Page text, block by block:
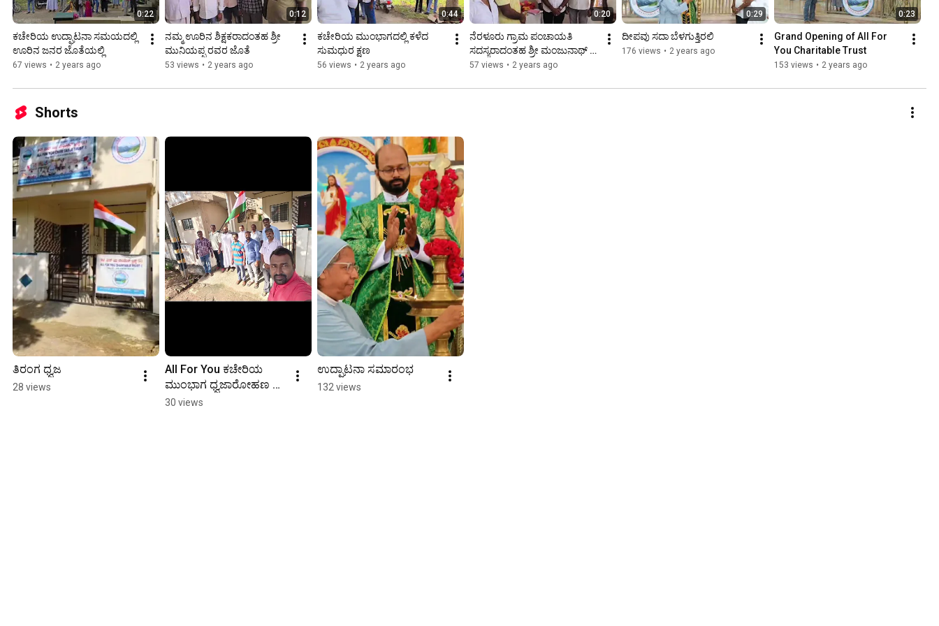
0:22
ಕಚೇರಿಯ ಉದ್ಘಾಟನಾ ಸಮಯದಲ್ಲಿ
ಊರಿನ ಜನರ ಜೊತೆಯಲ್ಲಿ
67 views • 2 years ago
0:12
ನಮ್ಮ ಊರಿನ ಶಿಕ್ಷಕರಾದಂತಹ ಶ್ರೀ
ಮುನಿಯಪ್ಪ ರವರ ಜೊತೆ
53 views • 2 years ago
0:44
ಕಚೇರಿಯ ಮುಂಭಾಗದಲ್ಲಿ ಕಳೆದ
ಸುಮಧುರ ಕ್ಷಣ
56 views • 2 years ago
0:20
ನೆರಳೂರು ಗ್ರಾಮ ಪಂಚಾಯತಿ
ಸದಸ್ಯರಾದಂತಹ ಶ್ರೀ ಮಂಜುನಾಥ್
ರವರು, ಶ್ರೀ ಅಂಬರೀಷ್ ರವರು,
57 views • 2 years ago
0:29
ದೀಪವು ಸದಾ ಬೆಳಗುತ್ತಿರಲಿ
176 views • 2 years ago
0:23
Grand Opening of All For
You Charitable Trust
153 views • 2 years ago
Shorts
ತಿರಂಗ ಧ್ವಜ
28 views
All For You ಕಚೇರಿಯ
ಮುಂಭಾಗ ಧ್ವಜಾರೋಹಣ
ನೆರವೇರಿಸಿದ ಸಮಯ.
30 views
ಉದ್ಘಾಟನಾ ಸಮಾರಂಭ
132 views